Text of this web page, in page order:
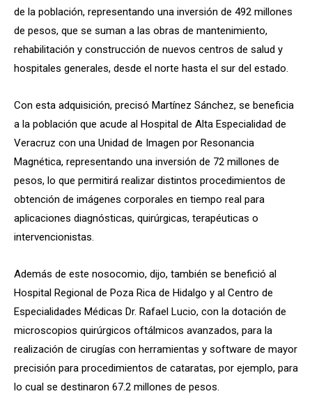
de la población, representando una inversión de 492 millones
de pesos, que se suman a las obras de mantenimiento,
rehabilitación y construcción de nuevos centros de salud y
hospitales generales, desde el norte hasta el sur del estado.
Con esta adquisición, precisó Martínez Sánchez, se beneficia
a la población que acude al Hospital de Alta Especialidad de
Veracruz con una Unidad de Imagen por Resonancia
Magnética, representando una inversión de 72 millones de
pesos, lo que permitirá realizar distintos procedimientos de
obtención de imágenes corporales en tiempo real para
aplicaciones diagnósticas, quirúrgicas, terapéuticas o
intervencionistas.
Además de este nosocomio, dijo, también se benefició al
Hospital Regional de Poza Rica de Hidalgo y al Centro de
Especialidades Médicas Dr. Rafael Lucio, con la dotación de
microscopios quirúrgicos oftálmicos avanzados, para la
realización de cirugías con herramientas y software de mayor
precisión para procedimientos de cataratas, por ejemplo, para
lo cual se destinaron 67.2 millones de pesos.